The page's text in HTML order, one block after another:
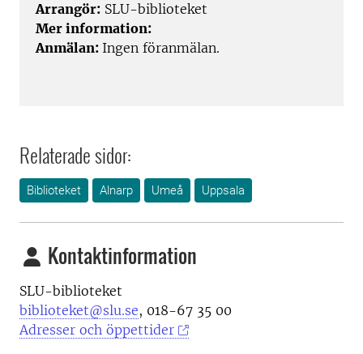
Arrangör: SLU-biblioteket
Mer information:
Anmälan: Ingen föranmälan.
Relaterade sidor:
Biblioteket Alnarp Umeå Uppsala
Kontaktinformation
SLU-biblioteket
biblioteket@slu.se, 018-67 35 00
Adresser och öppettider